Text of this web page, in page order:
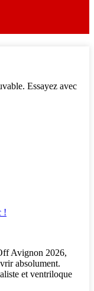
Essayez avec
!
Avignon 2026,
absolument.
et ventriloque